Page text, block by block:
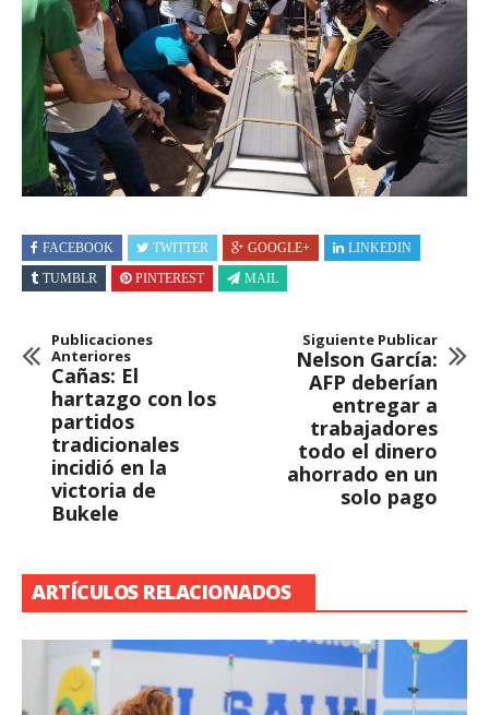
FACEBOOK TWITTER GOOGLE+
LINKEDIN
TUMBLR
PINTEREST MAIL
Publicaciones
Anteriores
Cañas: El
hartazgo con los
partidos
tradicionales
incidió en la
victoria de
Bukele
Siguiente Publicar
Nelson García:
AFP deberían
entregar a
trabajadores
todo el dinero
ahorrado en un
solo pago
ARTÍCULOS RELACIONADOS